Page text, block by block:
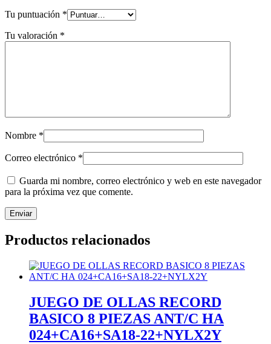
Tu puntuación *
Tu valoración *
Nombre *
Correo electrónico *
Guarda mi nombre, correo electrónico y web en este navegador
para la próxima vez que comente.
Productos relacionados
JUEGO DE OLLAS RECORD
BASICO 8 PIEZAS ANT/С НА
024+CA16+SA18-22+NYLX2Y